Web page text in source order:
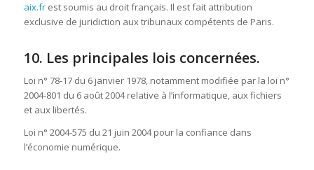
aix.frest soumis au droit français. Il est fait attribution
exclusive de juridiction aux tribunaux compétents de Paris.
10. Les principales lois concernées.
Loi n° 78-17 du 6 janvier 1978, notamment modifiée par la loi n°
2004-801 du 6 août 2004 relative à l’informatique, aux fichiers
et aux libertés.
Loi n° 2004-575 du 21 juin 2004 pour la confiance dans
l’économie numérique.